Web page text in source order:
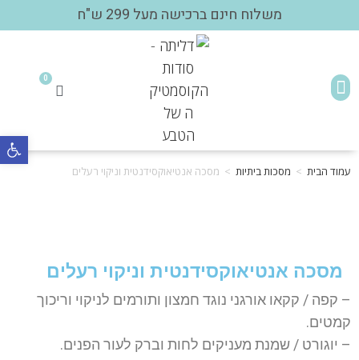
משלוח חינם ברכישה מעל 299 ש"ח
0
מסכה אנטיאוקסידנטית וניקוי רעלים
– קפה / קקאו אורגני נוגד חמצון ותורמים לניקוי וריכוך
קמטים.
– יוגורט / שמנת מעניקים לחות וברק לעור הפנים.
עמוד הבית > מסכות ביתיות > מסכה אנטיאוקסידנטית וניקוי רעלים